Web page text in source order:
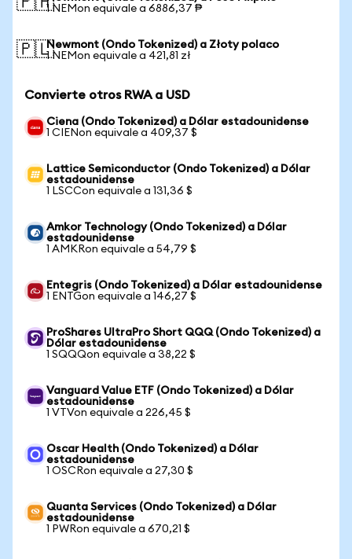
1 NEMon equivale a 6886,37 ₱
🇵🇱Newmont (Ondo Tokenized) a Złoty polaco
1 NEMon equivale a 421,81 zł
Convierte otros RWA a USD
Ciena (Ondo Tokenized) a Dólar estadounidense
1 CIENon equivale a 409,37 $
Lattice Semiconductor (Ondo Tokenized) a Dólar
estadounidense
1 LSCCon equivale a 131,36 $
Amkor Technology (Ondo Tokenized) a Dólar
estadounidense
1 AMKRon equivale a 54,79 $
Entegris (Ondo Tokenized) a Dólar estadounidense
1 ENTGon equivale a 146,27 $
ProShares UltraPro Short QQQ (Ondo Tokenized) a
Dólar estadounidense
1 SQQQon equivale a 38,22 $
Vanguard Value ETF (Ondo Tokenized) a Dólar
estadounidense
1 VTVon equivale a 226,45 $
Oscar Health (Ondo Tokenized) a Dólar
estadounidense
1 OSCRon equivale a 27,30 $
Quanta Services (Ondo Tokenized) a Dólar
estadounidense
1 PWRon equivale a 670,21 $